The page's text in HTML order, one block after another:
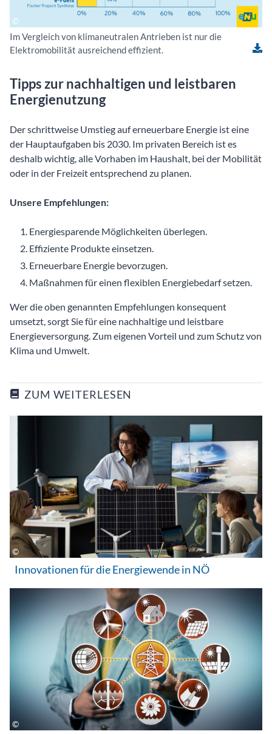
Im Vergleich von klimaneutralen Antrieben ist nur die
Elektromobilität ausreichend effizient.
Tipps zur nachhaltigen und leistbaren
Energienutzung
Der schrittweise Umstieg auf erneuerbare Energie ist eine
der Hauptaufgaben bis 2030. Im privaten Bereich ist es
deshalb wichtig, alle Vorhaben im Haushalt, bei der Mobilität
oder in der Freizeit entsprechend zu planen.
Unsere Empfehlungen:
Energiesparende Möglichkeiten überlegen.
Effiziente Produkte einsetzen.
Erneuerbare Energie bevorzugen.
Maßnahmen für einen flexiblen Energiebedarf setzen.
Wer die oben genannten Empfehlungen konsequent
umsetzt, sorgt Sie für eine nachhaltige und leistbare
Energieversorgung. Zum eigenen Vorteil und zum Schutz von
Klima und Umwelt.
ZUM WEITERLESEN
Innovationen für die Energiewende in NÖ